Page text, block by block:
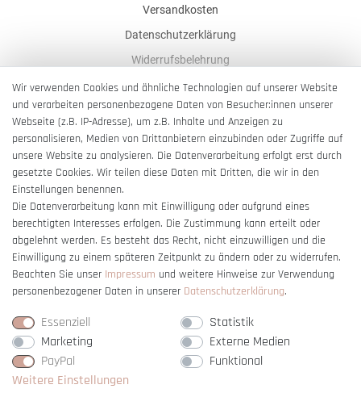
Versandkosten
Datenschutzerklärung
Widerrufsbelehrung
AGB
Impressum
Barrierefreiheitserklärung
Vertrag widerrufen
Wir verwenden Cookies und ähnliche Technologien auf unserer Website
und verarbeiten personenbezogene Daten von Besucher:innen unserer
Webseite (z.B. IP-Adresse), um z.B. Inhalte und Anzeigen zu
personalisieren, Medien von Drittanbietern einzubinden oder Zugriffe auf
unsere Website zu analysieren. Die Datenverarbeitung erfolgt erst durch
gesetzte Cookies. Wir teilen diese Daten mit Dritten, die wir in den
Einstellungen benennen.
Die Datenverarbeitung kann mit Einwilligung oder aufgrund eines
berechtigten Interesses erfolgen. Die Zustimmung kann erteilt oder
abgelehnt werden. Es besteht das Recht, nicht einzuwilligen und die
Einwilligung zu einem späteren Zeitpunkt zu ändern oder zu widerrufen.
Beachten Sie unser Impressum und weitere Hinweise zur Verwendung
personenbezogener Daten in unserer Daten­schutz­erklärung.
Essenziell
Statistik
Marketing
Externe Medien
PayPal
Funktional
Weitere Einstellungen